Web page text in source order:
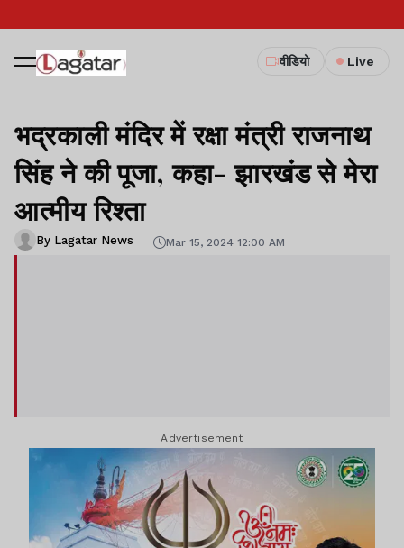
वीडियो Live
भद्रकाली मंदिर में रक्षा मंत्री राजनाथ
सिंह ने की पूजा, कहा- झारखंड से मेरा
आत्मीय रिश्ता
By Lagatar News Mar 15, 2024 12:00 AM
Advertisement